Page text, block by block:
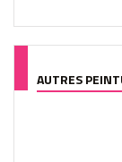
AUTRES